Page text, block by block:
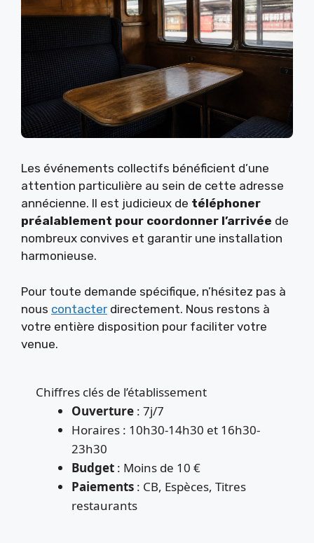
Les événements collectifs bénéficient d’une
attention particulière au sein de cette adresse
annécienne. Il est judicieux de téléphoner
préalablement pour coordonner l’arrivée de
nombreux convives et garantir une installation
harmonieuse.
Pour toute demande spécifique, n’hésitez pas à
nous contacter directement. Nous restons à
votre entière disposition pour faciliter votre
venue.
Chiffres clés de l’établissement
Ouverture : 7j/7
Horaires : 10h30-14h30 et 16h30-
23h30
Budget : Moins de 10 €
Paiements : CB, Espèces, Titres
restaurants